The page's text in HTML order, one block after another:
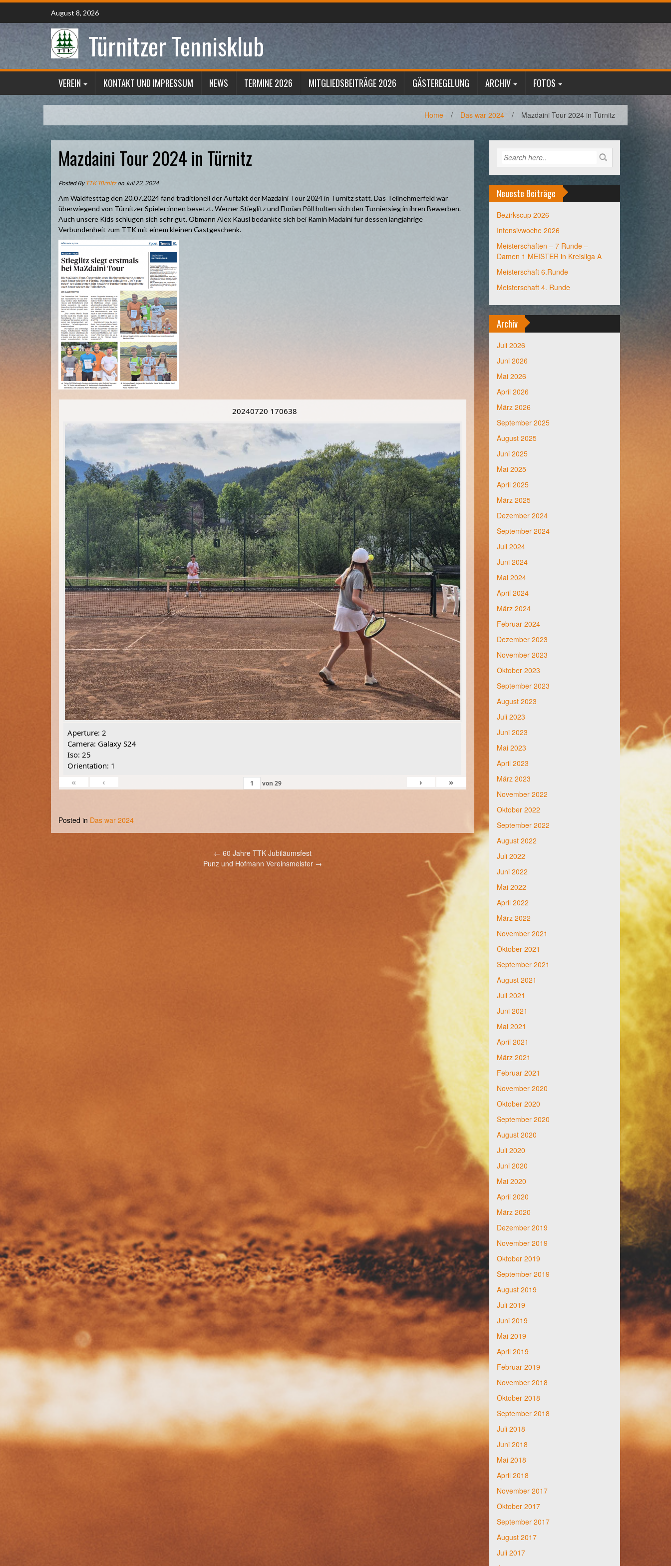
Skip
content
August 8, 2026
Türnitzer Tennisklub
VEREIN KONTAKT UND IMPRESSUM NEWS TERMINE 2026 MITGLIEDSBEITRÄGE 2026 GÄSTEREGELUNG ARCHIV FOTOS
Home / Das war 2024 / Mazdaini Tour 2024 in Türnitz
Mazdaini Tour 2024 in Türnitz
Posted ByTTK Türnitzon Juli 22, 2024
Am Waldfesttag den 20.07.2024 fand traditionell der Auftakt der Mazdaini Tour 2024 in Türnitz statt. Das Teilnehmerfeld war
überwiegend von Türnitzer Spieler:innen besetzt. Werner Stieglitz und Florian Pöll holten sich den Turniersieg in ihren Bewerben.
Auch unsere Kids schlugen sich sehr gut. Obmann Alex Kausl bedankte sich bei Ramin Madaini für dessen langjährige
Verbundenheit zum TTK mit einem kleinen Gastgeschenk.
20240720 170638
Aperture: 2
Camera: Galaxy S24
Iso: 25
Orientation: 1
«
‹ von29 › »
Posted in Das war 2024
← 60 Jahre TTK Jubiläumsfest
Punz und Hofmann Vereinsmeister →
Neueste Beiträge
Bezirkscup 2026
Intensivwoche 2026
Meisterschaften – 7 Runde –
Damen 1 MEISTER in Kreisliga A
Meisterschaft 6.Runde
Meisterschaft 4. Runde
Archiv
Juli 2026
Juni 2026
Mai 2026
April 2026
März 2026
September 2025
August 2025
Juni 2025
Mai 2025
April 2025
März 2025
Dezember 2024
September 2024
Juli 2024
Juni 2024
Mai 2024
April 2024
März 2024
Februar 2024
Dezember 2023
November 2023
Oktober 2023
September 2023
August 2023
Juli 2023
Juni 2023
Mai 2023
April 2023
März 2023
November 2022
Oktober 2022
September 2022
August 2022
Juli 2022
Juni 2022
Mai 2022
April 2022
März 2022
November 2021
Oktober 2021
September 2021
August 2021
Juli 2021
Juni 2021
Mai 2021
April 2021
März 2021
Februar 2021
November 2020
Oktober 2020
September 2020
August 2020
Juli 2020
Juni 2020
Mai 2020
April 2020
März 2020
Dezember 2019
November 2019
Oktober 2019
September 2019
August 2019
Juli 2019
Juni 2019
Mai 2019
April 2019
Februar 2019
November 2018
Oktober 2018
September 2018
Juli 2018
Juni 2018
Mai 2018
April 2018
November 2017
Oktober 2017
September 2017
August 2017
Juli 2017